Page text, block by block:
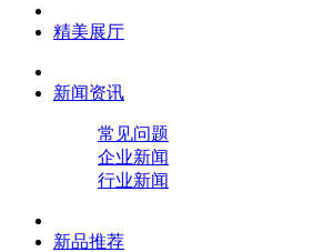
精美展厅
新闻资讯
常见问题
企业新闻
行业新闻
新品推荐